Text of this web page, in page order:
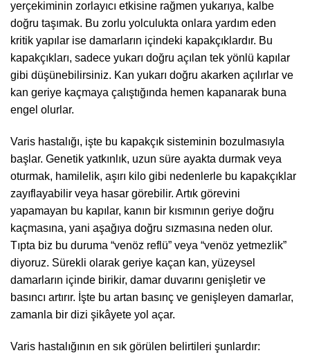
yerçekiminin zorlayıcı etkisine rağmen yukarıya, kalbe
doğru taşımak. Bu zorlu yolculukta onlara yardım eden
kritik yapılar ise damarların içindeki kapakçıklardır. Bu
kapakçıkları, sadece yukarı doğru açılan tek yönlü kapılar
gibi düşünebilirsiniz. Kan yukarı doğru akarken açılırlar ve
kan geriye kaçmaya çalıştığında hemen kapanarak buna
engel olurlar.
Varis hastalığı, işte bu kapakçık sisteminin bozulmasıyla
başlar. Genetik yatkınlık, uzun süre ayakta durmak veya
oturmak, hamilelik, aşırı kilo gibi nedenlerle bu kapakçıklar
zayıflayabilir veya hasar görebilir. Artık görevini
yapamayan bu kapılar, kanın bir kısmının geriye doğru
kaçmasına, yani aşağıya doğru sızmasına neden olur.
Tıpta biz bu duruma “venöz reflü” veya “venöz yetmezlik”
diyoruz. Sürekli olarak geriye kaçan kan, yüzeysel
damarların içinde birikir, damar duvarını genişletir ve
basıncı artırır. İşte bu artan basınç ve genişleyen damarlar,
zamanla bir dizi şikâyete yol açar.
Varis hastalığının en sık görülen belirtileri şunlardır: